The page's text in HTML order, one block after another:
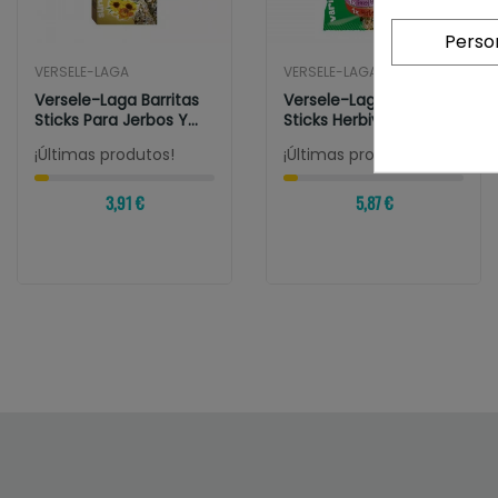
VERSELE-LAGA
Versele-Laga Barritas
Sticks Para Jerbos Y
Ratones...
¡Últimas produtos!
3,91 €
VERSELE-LAGA
Versele-Laga Crispy
Sticks Herbivoros Pack
Variado
¡Últimas produtos!
5,87 €